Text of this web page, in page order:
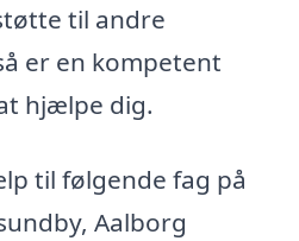
til andre
er en kompetent
hjælpe dig.
til følgende fag på
Aalborg